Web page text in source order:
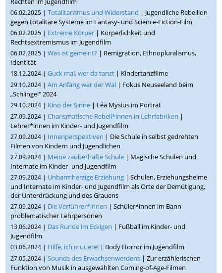
06.02.2025 |Totalitarismus und Widerstand | Jugendliche Rebellion
gegen totalitäre Systeme im Fantasy- und Science-Fiction-Film
06.02.2025 | Extreme Körper | Körperlichkeit und
Rechtsextremismus im Jugendfilm
06.02.2025 |Was ist gemeint? | Remigration, Ethnopluralismus,
Identität
18.12.2024 |Guck mal, wer da tanzt | Kindertanzfilme
29.10.2024 |Am Anfang war der Wal | Fokus Neuseeland beim
„Schlingel“ 2024
29.10.2024 | Kino der Sinne | Léa Mysius im Porträt
27.09.2024 |Charismatische Rebell*innen in Lehrfabriken |
Lehrer*innen im Kinder- und Jugendfilm
27.09.2024 | Innenperspektiven | Die Schule in selbst gedrehten
Filmen von Kindern und Jugendlichen
27.09.2024 | Meine zauberhafte Schule | Magische Schulen und
Internate im Kinder- und Jugendfilm
27.09.2024 | Unbarmherzige Erziehung | Schulen, Erziehungsheime
und Internate im Kinder- und Jugendfilm als Orte der Demütigung,
der Unterdrückung und des Grauens
27.09.2024 | Die Verführer*innen | Schüler*innen im Bann
problematischer Lehrpersonen
13.06.2024 | Das Runde im Eckigen | Fußball im Kinder- und
Jugendfilm
03.06.2024 | Hilfe, ich mutiere! | Body Horror im Jugendfilm
27.05.2024 |Sounds des Erwachsenwerdens | Zur erzählerischen
Funktion von Musik in ausgewählten Coming-of-Age-Filmen